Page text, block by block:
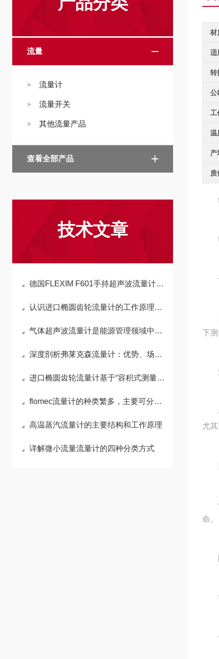
流量
流量计
流量开关
其他流量产品
查看全部产品
技术文章
德国FLEXIM F601手持超声波流量计现货采购，北京康安森值得了解
认识进口椭圆齿轮流量计的工作原理与应用
气体超声波流量计是能源管理领域中的核心设备
深度剖析弗莱克森流量计：优势、场景及操作要点
进口椭圆齿轮流量计基于“容积式测量”核心原理
flomec流量计的种类繁多，主要可分为以下几类
高温蒸汽流量计的主要结构和工作原理
详解微小流量流量计的四种分类方式
材
适
转
公
工
温
产
质
信
第
下
温
在
尤
坚
传
命。
智
传